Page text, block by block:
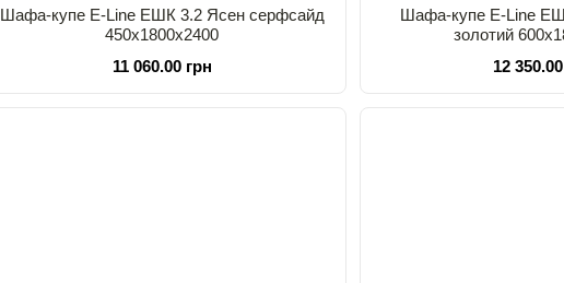
Шафа-купе E-Line ЕШК 3.2 Ясен серфсайд
450х1800х2400
11 060.00 грн
Шафа-купе E-Line
золотий
12